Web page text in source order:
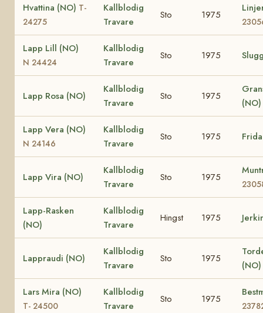
Hvattina (NO) T-
24275
Kallblodig
Travare
Sto 1975
Lapp Lill (NO)
N 24424
Kallblodig
Travare
Sto 1975
Lapp Rosa (NO)
Kallblodig
Travare
Sto 1975
(NO)
Lapp Vera (NO)
N 24146
Kallblodig
Travare
Sto 1975
Lapp Vira (NO)
Kallblodig
Travare
Sto 1975
Lapp-Rasken
(NO)
Kallblodig
Travare
Hingst 1975
Lappraudi (NO)
Kallblodig
Travare
Sto 1975
(NO)
Lars Mira (NO)
T- 24500
Kallblodig
Travare
Sto 1975